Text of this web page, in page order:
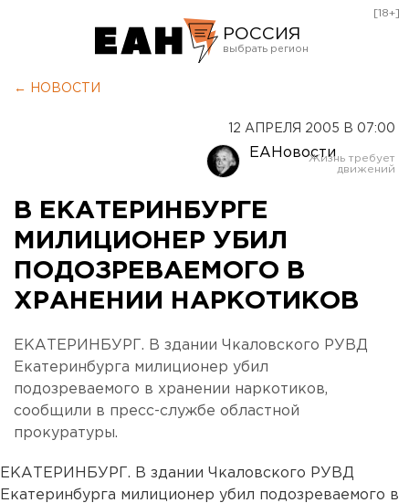
РОССИЯ
Оренбург
[18+]
← НОВОСТИ
12 АПРЕЛЯ 2005 В 07:00
ЕАНовости
В ЕКАТЕРИНБУРГЕ
МИЛИЦИОНЕР УБИЛ
ПОДОЗРЕВАЕМОГО В
ХРАНЕНИИ НАРКОТИКОВ
ЕКАТЕРИНБУРГ. В здании Чкаловского РУВД
Екатеринбурга милиционер убил
подозреваемого в хранении наркотиков,
сообщили в пресс-службе областной
прокуратуры.
ЕКАТЕРИНБУРГ. В здании Чкаловского РУВД
Екатеринбурга милиционер убил подозреваемого в